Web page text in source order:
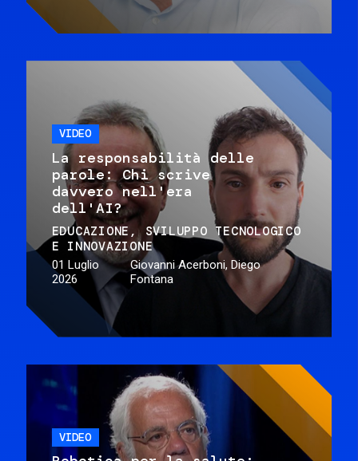
VIDEO
La responsabilità delle
parole: Chi scrive
davvero nell'era
dell'AI?
EDUCAZIONE
SVILUPPO TECNOLOGICO
E INNOVAZIONE
01 Luglio
2026
Giovanni Acerboni, Diego
Fontana
VIDEO